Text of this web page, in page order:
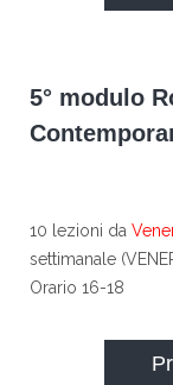
5° modulo
10 lezioni da
settimanale
Orario 16-18